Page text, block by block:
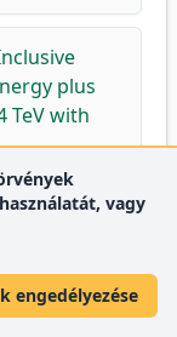
plus
TeV with
2007.
:Low-x
vagy
engedélyezése